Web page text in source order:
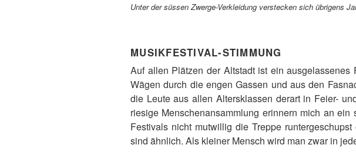
Unter der süssen Zwerge-Verkleidung verstecken sich übrigens
MUSIKFESTIVAL-STIMMUNG
Auf allen Plätzen der Altstadt ist ein
Wägen durch die engen Gassen und aus den
die Leute aus allen Altersklassen derart in Feier-
riesige Menschenansammlung erinnern mich an
Festivals nicht mutwillig die Treppe
sind ähnlich. Als kleiner Mensch wird man zwar in